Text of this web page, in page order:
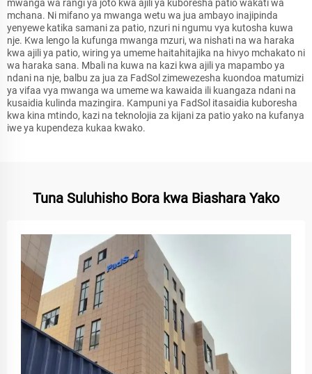
mwanga wa rangi ya joto kwa ajili ya kuboresha patio wakati wa
mchana. Ni mifano ya mwanga wetu wa jua ambayo inajipinda
yenyewe katika samani za patio, nzuri ni ngumu vya kutosha kuwa
nje. Kwa lengo la kufunga mwanga mzuri, wa nishati na wa haraka
kwa ajili ya patio, wiring ya umeme haitahitajika na hivyo mchakato ni
wa haraka sana. Mbali na kuwa na kazi kwa ajili ya mapambo ya
ndani na nje, balbu za jua za FadSol zimewezesha kuondoa matumizi
ya vifaa vya mwanga wa umeme wa kawaida ili kuangaza ndani na
kusaidia kulinda mazingira. Kampuni ya FadSol itasaidia kuboresha
kwa kina mtindo, kazi na teknolojia za kijani za patio yako na kufanya
iwe ya kupendeza kukaa kwako.
Tuna Suluhisho Bora kwa Biashara Yako